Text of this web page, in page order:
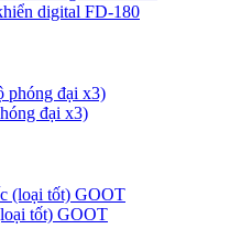
digital FD-180
đại x3)
tốt) GOOT